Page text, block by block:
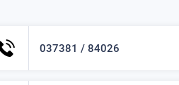
037381 / 84026